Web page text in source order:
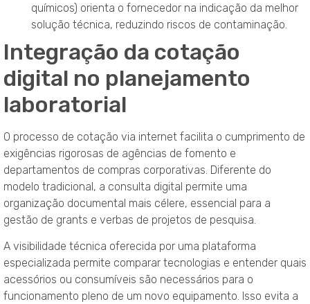
químicos) orienta o fornecedor na indicação da melhor
solução técnica, reduzindo riscos de contaminação.
Integração da cotação
digital no planejamento
laboratorial
O processo de cotação via internet facilita o cumprimento de
exigências rigorosas de agências de fomento e
departamentos de compras corporativas. Diferente do
modelo tradicional, a consulta digital permite uma
organização documental mais célere, essencial para a
gestão de grants e verbas de projetos de pesquisa.
A visibilidade técnica oferecida por uma plataforma
especializada permite comparar tecnologias e entender quais
acessórios ou consumíveis são necessários para o
funcionamento pleno de um novo equipamento. Isso evita a